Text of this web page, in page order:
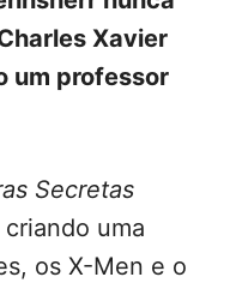
Xavier
um professor
Secretas
uma
os X-Men e o